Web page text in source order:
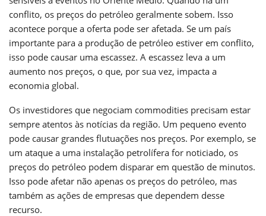
conflito, os preços do petróleo geralmente sobem. Isso
acontece porque a oferta pode ser afetada. Se um país
importante para a produção de petróleo estiver em conflito,
isso pode causar uma escassez. A escassez leva a um
aumento nos preços, o que, por sua vez, impacta a
economia global.
Os investidores que negociam commodities precisam estar
sempre atentos às notícias da região. Um pequeno evento
pode causar grandes flutuações nos preços. Por exemplo, se
um ataque a uma instalação petrolífera for noticiado, os
preços do petróleo podem disparar em questão de minutos.
Isso pode afetar não apenas os preços do petróleo, mas
também as ações de empresas que dependem desse
recurso.